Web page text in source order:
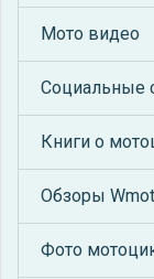
Мото видео
Социальные
Книги о
Обзоры
Фото